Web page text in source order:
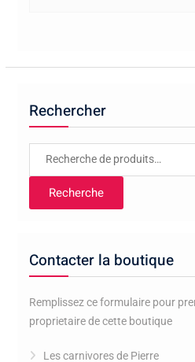
Rechercher
Recherche
Recherche
Contacter la boutique
Remplissez ce formulaire pour
proprietaire de cette boutique
Les carnivores de Pierre